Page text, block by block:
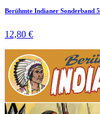
Berühmte Indianer Sonderband 5
12,80 €